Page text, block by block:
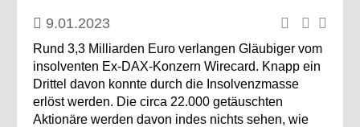
9.01.2023
Rund 3,3 Milliarden Euro verlangen Gläubiger vom
insolventen Ex-DAX-Konzern Wirecard. Knapp ein
Drittel davon konnte durch die Insolvenzmasse
erlöst werden. Die circa 22.000 getäuschten
Aktionäre werden davon indes nichts sehen, wie